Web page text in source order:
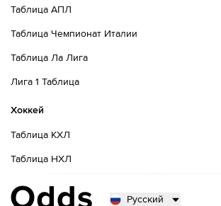
Таблица АПЛ
Таблица Чемпионат Италии
Таблица Ла Лига
Лига 1 Таблица
Хоккей
Таблица КХЛ
Таблица НХЛ
Русский